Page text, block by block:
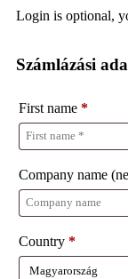
Login is optional,
Számlázási
First name *
Company name
Country *